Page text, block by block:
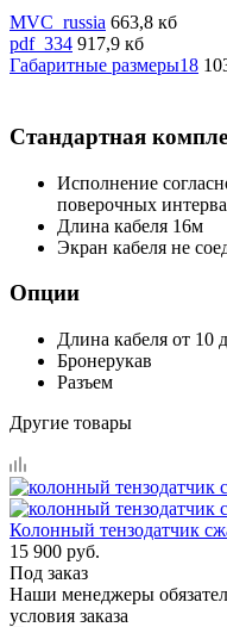
MVC_russia 663,8 кб
pdf_334 917,9 кб
Габаритные размеры18
Стандартная
Исполнение
поверочных
Длина кабеля 16м
Экран кабеля не
Опции
Длина кабеля от 10
Бронерукав
Разъем
Другие товары
Колонный тензодатчик
15 900 руб.
Под заказ
Наши менеджеры
условия заказа